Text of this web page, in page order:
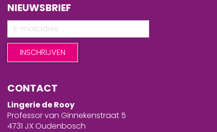
NIEUWSBRIEF
CONTACT
Lingerie de Rooy
Professor van Ginnekenstraat 5
4731 JX Oudenbosch